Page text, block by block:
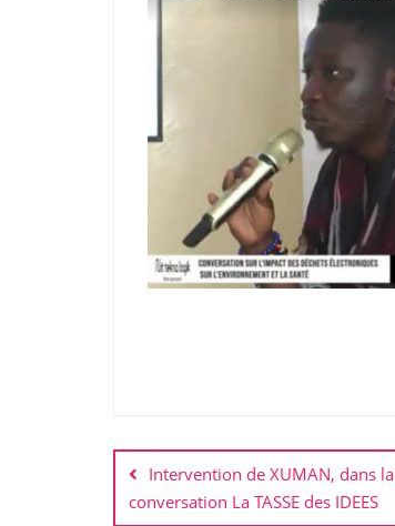
Post
navigation
Intervention de XUMAN, dans la
conversation La TASSE des IDEES